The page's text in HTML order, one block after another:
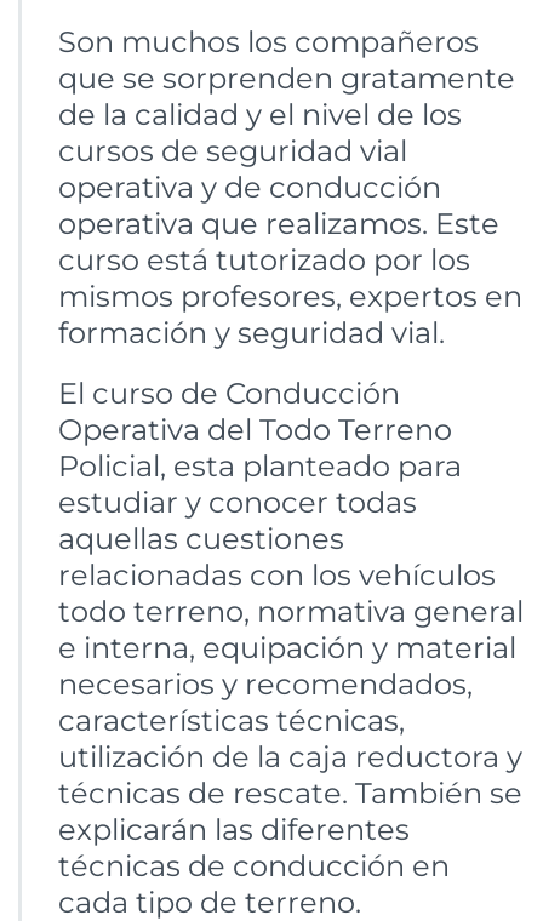
Son muchos los compañeros
que se sorprenden gratamente
de la calidad y el nivel de los
cursos de seguridad vial
operativa y de conducción
operativa que realizamos. Este
curso está tutorizado por los
mismos profesores, expertos en
formación y seguridad vial.
El curso de Conducción
Operativa del Todo Terreno
Policial, esta planteado para
estudiar y conocer todas
aquellas cuestiones
relacionadas con los vehículos
todo terreno, normativa general
e interna, equipación y material
necesarios y recomendados,
características técnicas,
utilización de la caja reductora y
técnicas de rescate. También se
explicarán las diferentes
técnicas de conducción en
cada tipo de terreno.